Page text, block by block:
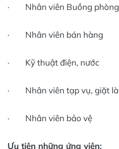
· Nhân viên Buồng phòng
· Nhân viên bán hàng
· Kỹ thuật điện, nước
· Nhân viên tạp vụ, giặt là
· Nhân viên bảo vệ
Ưu tiên những ứng viên: